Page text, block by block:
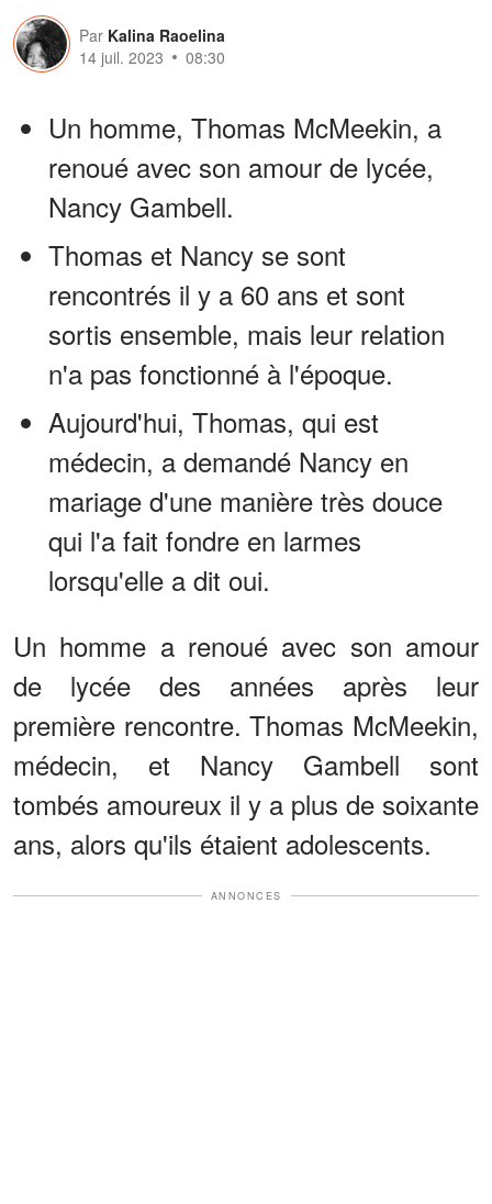
Par Kalina Raoelina
14 juil. 2023
08:30
Un homme, Thomas McMeekin, a
renoué avec son amour de lycée,
Nancy Gambell.
Thomas et Nancy se sont
rencontrés il y a 60 ans et sont
sortis ensemble, mais leur relation
n'a pas fonctionné à l'époque.
Aujourd'hui, Thomas, qui est
médecin, a demandé Nancy en
mariage d'une manière très douce
qui l'a fait fondre en larmes
lorsqu'elle a dit oui.
Un homme a renoué avec son amour
de lycée des années après leur
première rencontre. Thomas McMeekin,
médecin, et Nancy Gambell sont
tombés amoureux il y a plus de soixante
ans, alors qu'ils étaient adolescents.
ANNONCES